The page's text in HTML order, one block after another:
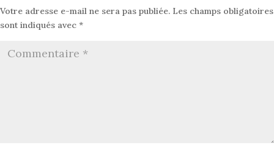
Votre adresse e-mail ne sera pas publiée. Les champs obligatoires
sont indiqués avec *